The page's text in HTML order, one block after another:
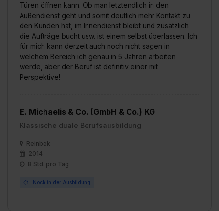
Türen öffnen kann. Ob man letztendlich in den
Außendienst geht und somit deutlich mehr Kontakt zu
den Kunden hat, im Innendienst bleibt und zusätzlich
die Aufträge bucht usw. ist einem selbst überlassen. Ich
für mich kann derzeit auch noch nicht sagen in
welchem Bereich ich genau in 5 Jahren arbeiten
werde, aber der Beruf ist definitiv einer mit
Perspektive!
E. Michaelis & Co. (GmbH & Co.) KG
Klassische duale Berufsausbildung
Reinbek
2014
8 Std. pro Tag
Noch in der Ausbildung